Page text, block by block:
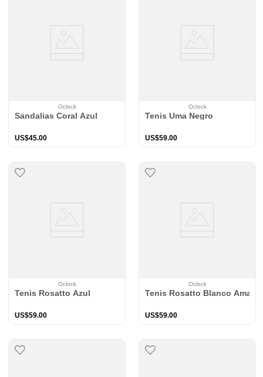
Oclock
Sandalias Coral Azul
US$45.00
Oclock
Tenis Uma Negro
US$59.00
Oclock
Tenis Rosatto Azul
US$59.00
Oclock
Tenis Rosatto Blanco
US$59.00